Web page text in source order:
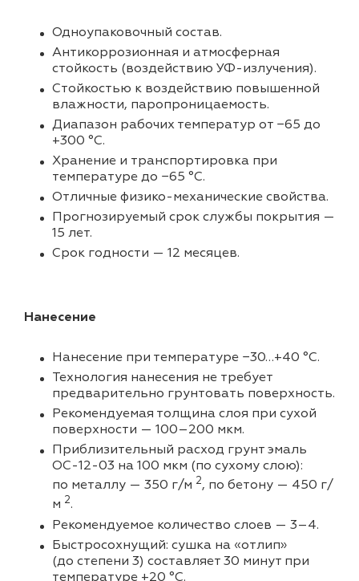
Одноупаковочный состав.
Антикоррозионная и атмосферная
стойкость (воздействию УФ-излучения).
Стойкостью к воздействию повышенной
влажности, паропроницаемость.
Диапазон рабочих температур от −65 до
+300 °C.
Хранение и транспортировка при
температуре до −65 °C.
Отличные физико-механические свойства.
Прогнозируемый срок службы покрытия —
15 лет.
Срок годности — 12 месяцев.
Нанесение
Нанесение при температуре −30…+40 °C.
Технология нанесения не требует
предварительно грунтовать поверхность.
Рекомендуемая толщина слоя при сухой
поверхности — 100–200 мкм.
Приблизительный расход грунт эмаль
ОС-12-03 на 100 мкм (по сухому слою):
по металлу — 350 г/м 2, по бетону — 450 г/
м 2.
Рекомендуемое количество слоев — 3–4.
Быстросохнущий: сушка на «отлип»
(до степени 3) составляет 30 минут при
температуре +20 °C.